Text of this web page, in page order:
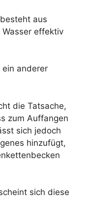
aus
effektiv
ein anderer
die Tatsache,
zum Auffangen
sich jedoch
hinzufügt,
sich diese